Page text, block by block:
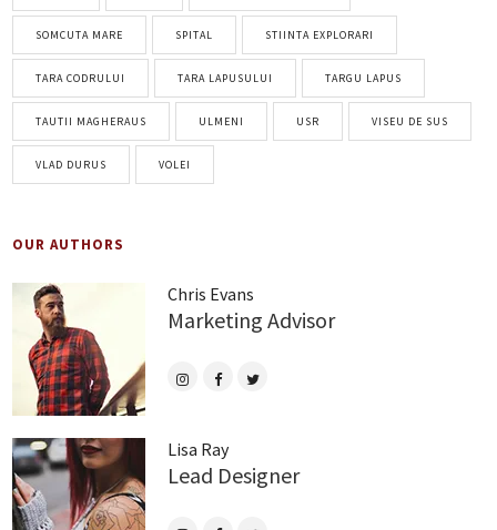
SOMCUTA MARE SPITAL STIINTA EXPLORARI
TARA CODRULUI TARA LAPUSULUI TARGU LAPUS
TAUTII MAGHERAUS ULMENI USR VISEU DE SUS
VLAD DURUS VOLEI
OUR AUTHORS
Chris Evans
Marketing Advisor
Lisa Ray
Lead Designer